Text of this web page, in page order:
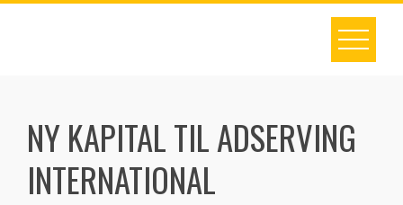
Skip
NY KAPITAL TIL ADSERVING
INTERNATIONAL